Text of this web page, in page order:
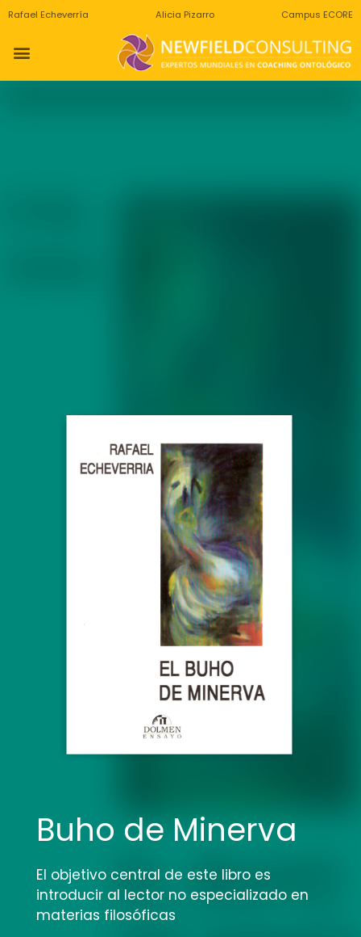
Rafael Echeverría Alicia Pizarro Campus ECORE
Buho de Minerva
El objetivo central de este libro es
introducir al lector no especializado en
materias filosóficas